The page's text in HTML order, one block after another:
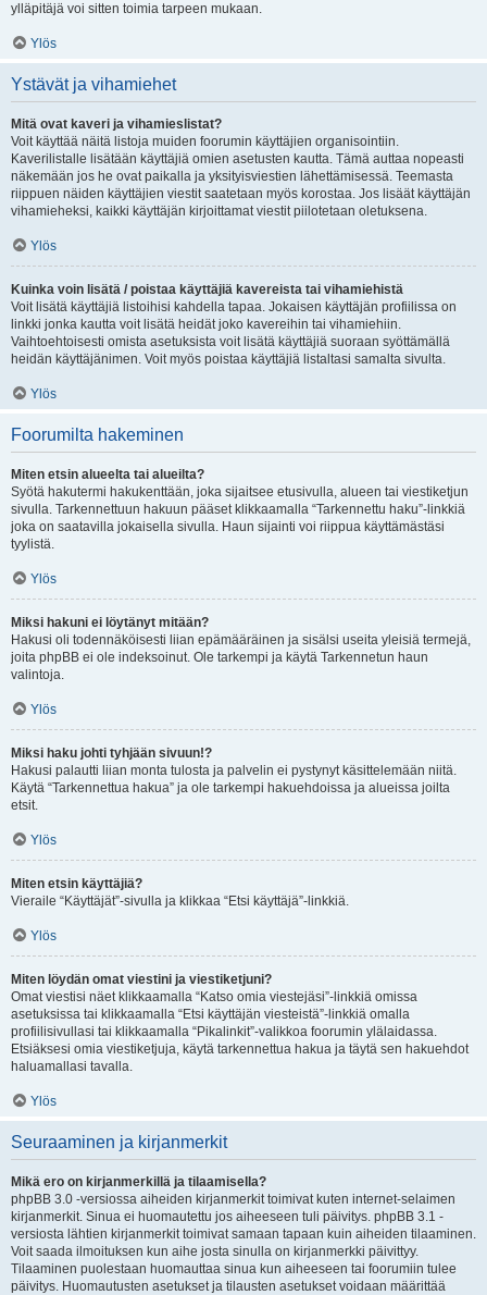
ylläpitäjä voi sitten toimia tarpeen mukaan.
Ylös
Ystävät ja vihamiehet
Mitä ovat kaveri ja vihamieslistat?
Voit käyttää näitä listoja muiden foorumin käyttäjien organisointiin.
Kaverilistalle lisätään käyttäjiä omien asetusten kautta. Tämä auttaa nopeasti
näkemään jos he ovat paikalla ja yksityisviestien lähettämisessä. Teemasta
riippuen näiden käyttäjien viestit saatetaan myös korostaa. Jos lisäät käyttäjän
vihamieheksi, kaikki käyttäjän kirjoittamat viestit piilotetaan oletuksena.
Ylös
Kuinka voin lisätä / poistaa käyttäjiä kavereista tai vihamiehistä
Voit lisätä käyttäjiä listoihisi kahdella tapaa. Jokaisen käyttäjän profiilissa on
linkki jonka kautta voit lisätä heidät joko kavereihin tai vihamiehiin.
Vaihtoehtoisesti omista asetuksista voit lisätä käyttäjiä suoraan syöttämällä
heidän käyttäjänimen. Voit myös poistaa käyttäjiä listaltasi samalta sivulta.
Ylös
Foorumilta hakeminen
Miten etsin alueelta tai alueilta?
Syötä hakutermi hakukenttään, joka sijaitsee etusivulla, alueen tai viestiketjun
sivulla. Tarkennettuun hakuun pääset klikkaamalla “Tarkennettu haku”-linkkiä
joka on saatavilla jokaisella sivulla. Haun sijainti voi riippua käyttämästäsi
tyylistä.
Ylös
Miksi hakuni ei löytänyt mitään?
Hakusi oli todennäköisesti liian epämääräinen ja sisälsi useita yleisiä termejä,
joita phpBB ei ole indeksoinut. Ole tarkempi ja käytä Tarkennetun haun
valintoja.
Ylös
Miksi haku johti tyhjään sivuun!?
Hakusi palautti liian monta tulosta ja palvelin ei pystynyt käsittelemään niitä.
Käytä “Tarkennettua hakua” ja ole tarkempi hakuehdoissa ja alueissa joilta
etsit.
Ylös
Miten etsin käyttäjiä?
Vieraile “Käyttäjät”-sivulla ja klikkaa “Etsi käyttäjä”-linkkiä.
Ylös
Miten löydän omat viestini ja viestiketjuni?
Omat viestisi näet klikkaamalla “Katso omia viestejäsi”-linkkiä omissa
asetuksissa tai klikkaamalla “Etsi käyttäjän viesteistä”-linkkiä omalla
profiilisivullasi tai klikkaamalla “Pikalinkit”-valikkoa foorumin ylälaidassa.
Etsiäksesi omia viestiketjuja, käytä tarkennettua hakua ja täytä sen hakuehdot
haluamallasi tavalla.
Ylös
Seuraaminen ja kirjanmerkit
Mikä ero on kirjanmerkillä ja tilaamisella?
phpBB 3.0 -versiossa aiheiden kirjanmerkit toimivat kuten internet-selaimen
kirjanmerkit. Sinua ei huomautettu jos aiheeseen tuli päivitys. phpBB 3.1 -
versiosta lähtien kirjanmerkit toimivat samaan tapaan kuin aiheiden tilaaminen.
Voit saada ilmoituksen kun aihe josta sinulla on kirjanmerkki päivittyy.
Tilaaminen puolestaan huomauttaa sinua kun aiheeseen tai foorumiin tulee
päivitys. Huomautusten asetukset ja tilausten asetukset voidaan määrittää